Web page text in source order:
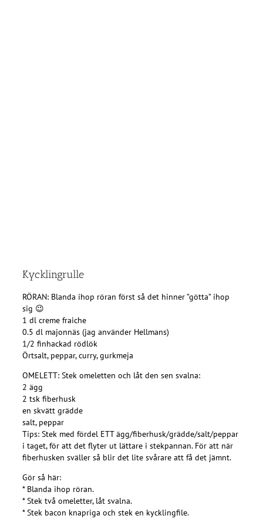
Kycklingrulle
RÖRAN: Blanda ihop röran först så det hinner ”götta” ihop
sig 😉
1 dl creme fraiche
0.5 dl majonnäs (jag använder Hellmans)
1/2 finhackad rödlök
Örtsalt, peppar, curry, gurkmeja
OMELETT: Stek omeletten och låt den sen svalna:
2 ägg
2 tsk fiberhusk
en skvätt grädde
salt, peppar
Tips: Stek med fördel ETT ägg/fiberhusk/grädde/salt/peppar
i taget, för att det flyter ut lättare i stekpannan. För att när
fiberhusken sväller så blir det lite svårare att få det jämnt.
Gör så här:
* Blanda ihop röran.
* Stek två omeletter, låt svalna.
* Stek bacon knapriga och stek en kycklingfile.